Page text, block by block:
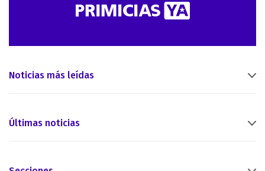
Noticias más leídas
Últimas noticias